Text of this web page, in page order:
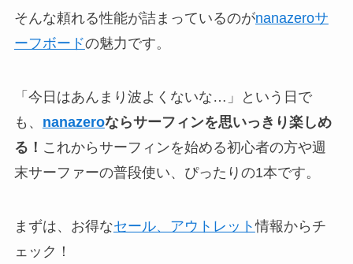
そんな頼れる性能が詰まっているのがnanazeroサ
ーフボードの魅力です。
「今日はあんまり波よくないな…」という日で
も、 nanazeroならサーフィンを思いっきり楽しめ
る！ これからサーフィンを始める初心者の方や週
末サーファーの普段使い、ぴったりの1本です。
まずは、お得なセール、アウトレット情報からチ
ェック！